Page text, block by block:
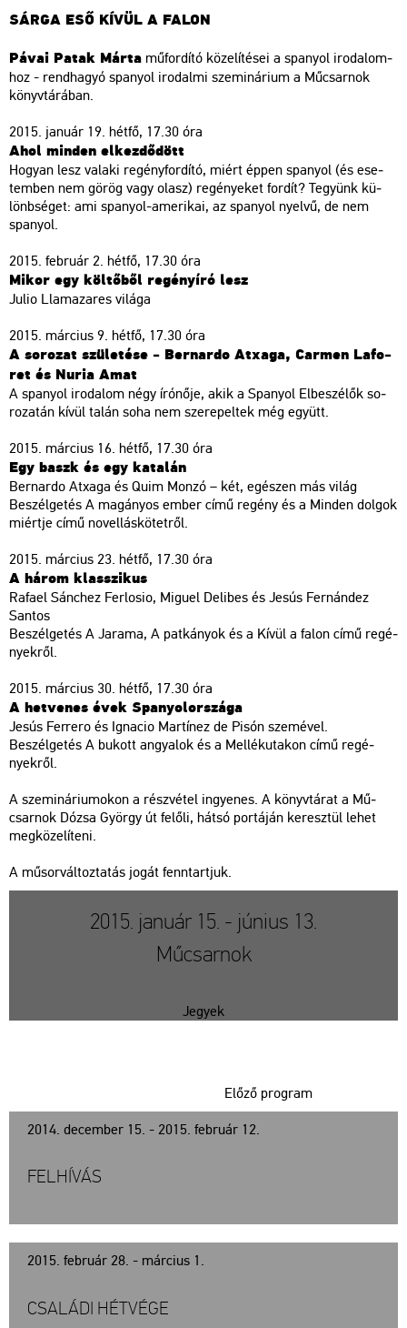
SÁRGA ESŐ KÍVÜL A FALON
Pávai Patak Márta mű­for­dí­tó kö­ze­lí­té­sei a spa­nyol iro­da­lom­
hoz - rend­ha­gyó spa­nyol iro­dal­mi sze­mi­ná­ri­um a Mű­csar­nok
könyv­tá­rá­ban.
2015. ja­nu­ár 19. hétfő, 17.30 óra
Ahol min­den el­kez­dő­dött
Ho­gyan lesz va­la­ki re­gény­for­dí­tó, miért éppen spa­nyol (és ese­
tem­ben nem görög vagy olasz) re­gé­nye­ket for­dít? Te­gyünk kü­
lönb­sé­get: ami spa­nyol-ame­ri­kai, az spa­nyol nyel­vű, de nem
spa­nyol.
2015. feb­ru­ár 2. hétfő, 17.30 óra
Mikor egy köl­tő­ből re­gény­író lesz
Julio Llam­aza­res vi­lá­ga
2015. már­ci­us 9. hétfő, 17.30 óra
A so­ro­zat szü­le­té­se ‒ Ber­nar­do At­xa­ga, Car­men La­fo­
ret és Nuria Amat
A spa­nyol iro­da­lom négy író­nő­je, akik a Spa­nyol El­be­szé­lők so­
ro­za­tán kívül talán soha nem sze­re­pel­tek még együtt.
2015. már­ci­us 16. hétfő, 17.30 óra
Egy baszk és egy ka­ta­lán
Ber­nar­do At­xa­ga és Quim Monzó – két, egé­szen más világ
Be­szél­ge­tés A ma­gá­nyos ember című re­gény és a Min­den dol­gok
mi­ért­je című no­vel­lás­kö­tet­ről.
2015. már­ci­us 23. hétfő, 17.30 óra
A három klasszi­kus
Ra­fa­el Sánc­hez Fer­lo­sio, Mi­guel De­li­bes és Jesús Fer­nán­dez
San­tos
Be­szél­ge­tés A Ja­ra­ma, A pat­ká­nyok és a Kívül a falon című re­gé­
nyek­ről.
2015. már­ci­us 30. hétfő, 17.30 óra
A het­ve­nes évek Spa­nyol­or­szá­ga
Jesús Fer­re­ro és Ig­na­cio Mart­í­nez de Pisón sze­mé­vel.
Be­szél­ge­tés A bu­kott an­gya­lok és a Mel­lék­uta­kon című re­gé­
nyek­ről.
A sze­mi­ná­ri­u­mo­kon a rész­vé­tel in­gye­nes. A könyv­tá­rat a Mű­
csar­nok Dózsa György út fe­lő­li, hátsó por­tá­ján ke­resz­tül lehet
meg­kö­ze­lí­te­ni.
A mű­sor­vál­toz­ta­tás jogát fenn­tart­juk.
2015. január 15. - június 13.
Műcsarnok
Jegyek
2014. december 15. - 2015. február 12.
Előző program
FELHÍVÁS
2015. február 28. - március 1.
CSALÁDI HÉTVÉGE